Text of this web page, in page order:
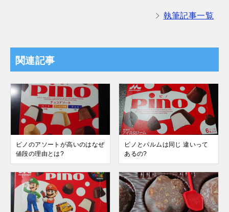
執筆記事一覧
関連記事
ピノのアソートが高いのはなぜ
値段の理由とは?
ピノとパルムは同じ 違いって
あるの?